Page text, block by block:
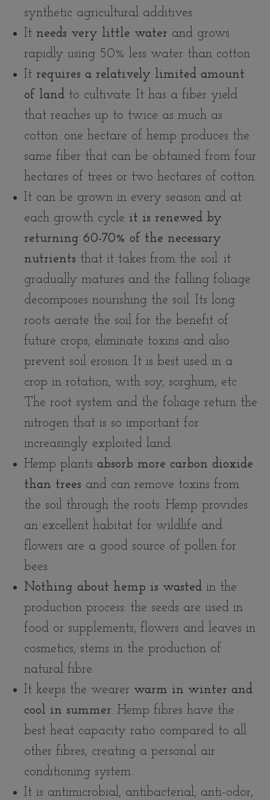
synthetic agricultural additives.
It needs very little water and grows
rapidly using 50% less water than cotton.
It requires a relatively limited amount
of land to cultivate. It has a fiber yield
that reaches up to twice as much as
cotton: one hectare of hemp produces the
same fiber that can be obtained from four
hectares of trees or two hectares of cotton.
It can be grown in every season and at
each growth cycle it is renewed by
returning 60-70% of the necessary
nutrients that it takes from the soil: it
gradually matures and the falling foliage
decomposes nourishing the soil. Its long
roots aerate the soil for the benefit of
future crops, eliminate toxins and also
prevent soil erosion. It is best used in a
crop in rotation, with soy, sorghum, etc.
The root system and the foliage return the
nitrogen that is so important for
increasingly exploited land.
Hemp plants absorb more carbon dioxide
than trees and can remove toxins from
the soil through the roots. Hemp provides
an excellent habitat for wildlife and
flowers are a good source of pollen for
bees.
Nothing about hemp is wasted in the
production process: the seeds are used in
food or supplements, flowers and leaves in
cosmetics, stems in the production of
natural fibre.
It keeps the wearer warm in winter and
cool in summer. Hemp fibres have the
best heat capacity ratio compared to all
other fibres, creating a personal air
conditioning system.
It is antimicrobial, antibacterial, anti-odor,